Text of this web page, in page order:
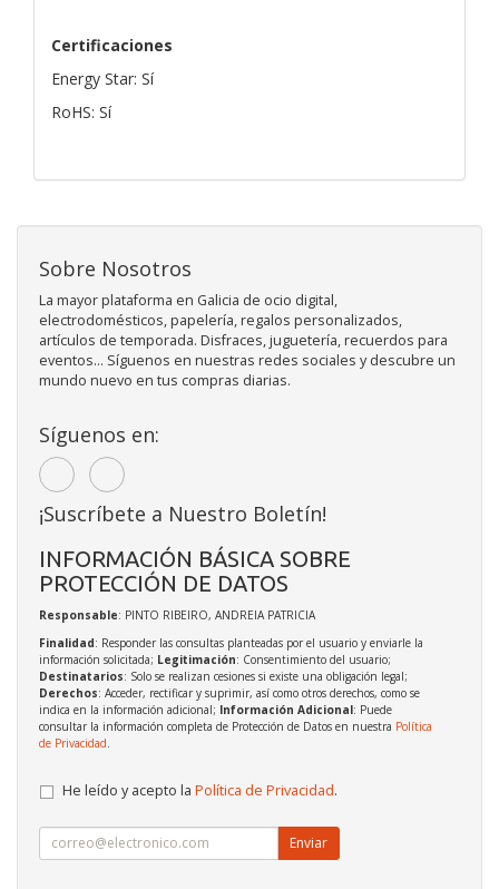
Certificaciones
Energy Star: Sí
RoHS: Sí
Sobre Nosotros
La mayor plataforma en Galicia de ocio digital,
electrodomésticos, papelería, regalos personalizados,
artículos de temporada. Disfraces, juguetería, recuerdos para
eventos... Síguenos en nuestras redes sociales y descubre un
mundo nuevo en tus compras diarias.
Síguenos en:
¡Suscríbete a Nuestro Boletín!
INFORMACIÓN BÁSICA SOBRE
PROTECCIÓN DE DATOS
Responsable: PINTO RIBEIRO, ANDREIA PATRICIA
Finalidad: Responder las consultas planteadas por el usuario y enviarle la
información solicitada; Legitimación: Consentimiento del usuario;
Destinatarios: Solo se realizan cesiones si existe una obligación legal;
Derechos: Acceder, rectificar y suprimir, así como otros derechos, como se
indica en la información adicional; Información Adicional: Puede
consultar la información completa de Protección de Datos en nuestra Política
de Privacidad
He leído y acepto la Política de Privacidad.
Enviar